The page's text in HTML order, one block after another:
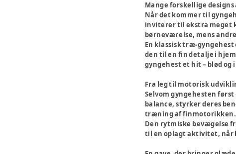
Mange forskellige
Når det kommer til
inviterer til ekstra meget
børneværelse, mens
En klassisk træ-
den til en fin detalje i
gyngehest et hit – blød
Fra leg til motorisk
Selvom gyngehesten
balance, styrker deres
træning af finmotorikken.
Den rytmiske bevægelse
til en oplagt aktivitet, når